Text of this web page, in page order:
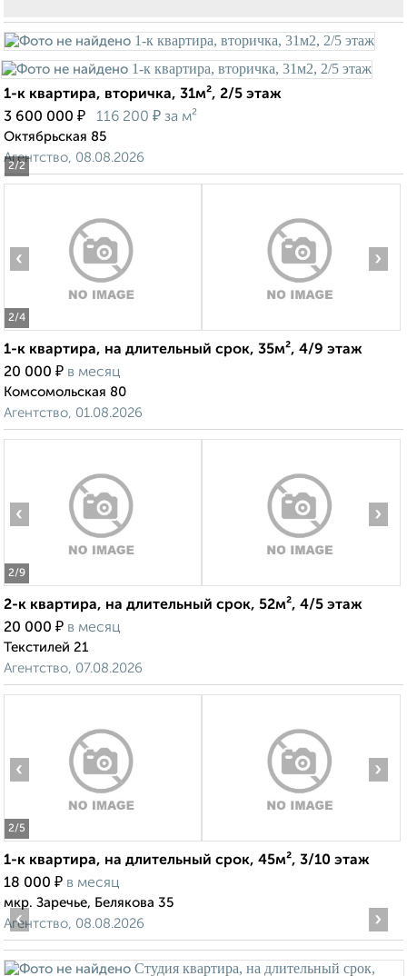
2/2
1-к квартира, вторичка, 31м², 2/5 этаж
3 600 000 ₽ 116 200 ₽ за м²
Октябрьская 85
Агентство, 08.08.2026
2/4
‹ ›
1-к квартира, на длительный срок, 35м², 4/9 этаж
20 000 ₽ в месяц
Комсомольская 80
Агентство, 01.08.2026
2/9
‹ ›
2-к квартира, на длительный срок, 52м², 4/5 этаж
20 000 ₽ в месяц
Текстилей 21
Агентство, 07.08.2026
2/5
‹ ›
1-к квартира, на длительный срок, 45м², 3/10 этаж
18 000 ₽ в месяц
мкр. Заречье, Белякова 35
Агентство, 08.08.2026
‹ ›